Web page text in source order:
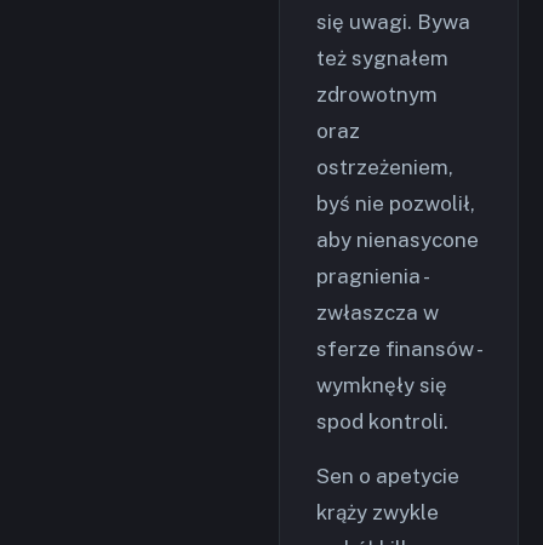
się uwagi. Bywa
też sygnałem
zdrowotnym
oraz
ostrzeżeniem,
byś nie pozwolił,
aby nienasycone
pragnienia -
zwłaszcza w
sferze finansów -
wymknęły się
spod kontroli.
Sen o apetycie
krąży zwykle